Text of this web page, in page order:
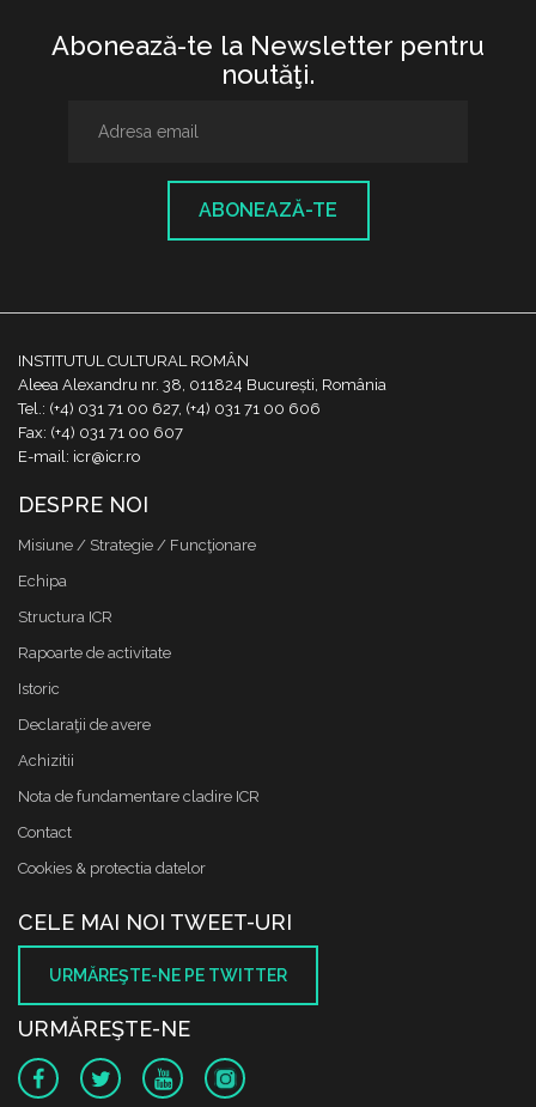
Abonează-te la Newsletter pentru
noutăţi.
ABONEAZĂ-TE
INSTITUTUL CULTURAL ROMÂN
Aleea Alexandru nr. 38, 011824 București, România
Tel.: (+4) 031 71 00 627, (+4) 031 71 00 606
Fax: (+4) 031 71 00 607
E-mail: icr@icr.ro
DESPRE NOI
Misiune / Strategie / Funcţionare
Echipa
Structura ICR
Rapoarte de activitate
Istoric
Declaraţii de avere
Achizitii
Nota de fundamentare cladire ICR
Contact
Cookies & protectia datelor
CELE MAI NOI TWEET-URI
URMĂREŞTE-NE PE TWITTER
URMĂREŞTE-NE